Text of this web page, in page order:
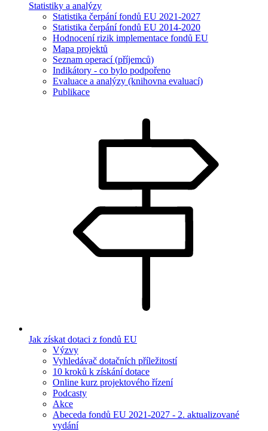
Statistiky a analýzy
Statistika čerpání fondů EU 2021-2027
Statistika čerpání fondů EU 2014-2020
Hodnocení rizik implementace fondů EU
Mapa projektů
Seznam operací (příjemců)
Indikátory - co bylo podpořeno
Evaluace a analýzy (knihovna evaluací)
Publikace
Jak získat dotaci z fondů EU
Výzvy
Vyhledávač dotačních příležitostí
10 kroků k získání dotace
Online kurz projektového řízení
Podcasty
Akce
Abeceda fondů EU 2021-2027 - 2. aktualizované
vydání